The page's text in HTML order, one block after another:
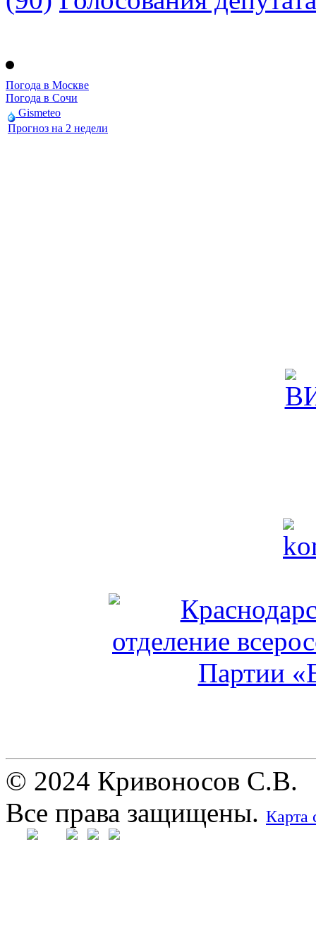
Погода в Москве
Погода в Сочи
Gismeteo
Прогноз на 2 недели
© 2024 Кривоносов С.В.
Все права защищены. Карта